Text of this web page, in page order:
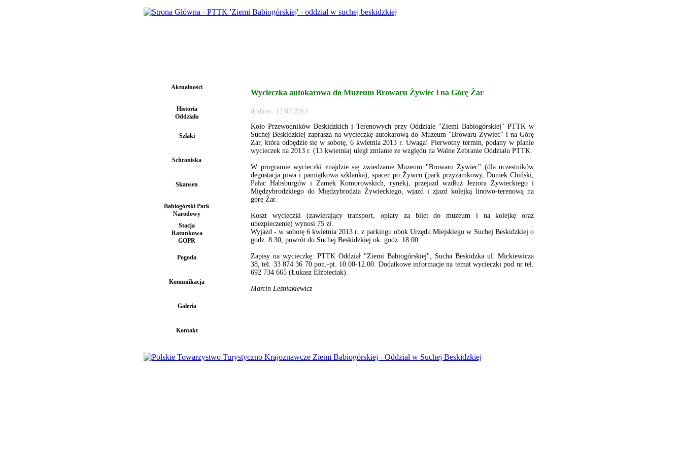
Aktualności
Historia
Oddziału
Szlaki
Schroniska
Skansen
Babiogórski Park
Narodowy
Stacja
Ratunkowa
GOPR
Pogoda
Komunikacja
Galeria
Kontakt
Wycieczka autokarowa do Muzeum Browaru Żywiec i na Górę Żar
dodano: 13.03.2013
Koło Przewodników Beskidzkich i Terenowych przy Oddziale "Ziemi Babiogórskiej" PTTK w
Suchej Beskidzkiej zaprasza na wycieczkę autokarową do Muzeum "Browaru Żywiec" i na Górę
Żar, która odbędzie się w sobotę, 6 kwietnia 2013 r. Uwaga! Pierwotny termin, podany w planie
wycieczek na 2013 r. (13 kwietnia) uległ zmianie ze względu na Walne Zebranie Oddziału PTTK.
W programie wycieczki znajdzie się zwiedzanie Muzeum "Browaru Żywiec" (dla uczestników
degustacja piwa i pamiątkowa szklanka), spacer po Żywcu (park przyzamkowy, Domek Chiński,
Pałac Habsburgów i Zamek Komorowskich, rynek), przejazd wzdłuż Jeziora Żywieckiego i
Międzybrodzkiego do Międzybrodzia Żywieckiego, wjazd i zjazd kolejką linowo-terenową na
górę Żar.
Koszt wycieczki (zawierający transport, opłaty za bilet do muzeum i na kolejkę oraz
ubezpieczenie) wynosi 75 zł.
Wyjazd - w sobotę 6 kwietnia 2013 r. z parkingu obok Urzędu Miejskiego w Suchej Beskidzkiej o
godz. 8.30, powrót do Suchej Beskidzkiej ok. godz. 18.00.
Zapisy na wycieczkę: PTTK Oddział "Ziemi Babiogórskiej", Sucha Beskidzka ul. Mickiewicza
38, tel. 33 874 36 70 pon.-pt. 10.00-12.00. Dodatkowe informacje na temat wycieczki pod nr tel.
692 734 665 (Łukasz Elżbieciak).
Marcin Leśniakiewicz